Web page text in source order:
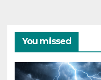
You missed